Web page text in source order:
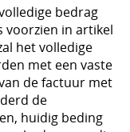
bedrag
voorzien in artikel
het volledige
met een vaste
de factuur met
de
huidig beding